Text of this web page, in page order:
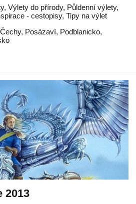
Výlety do přírody, Půldenní výlety,
- cestopisy, Tipy na výlet
, Posázaví, Podblanicko,
2013